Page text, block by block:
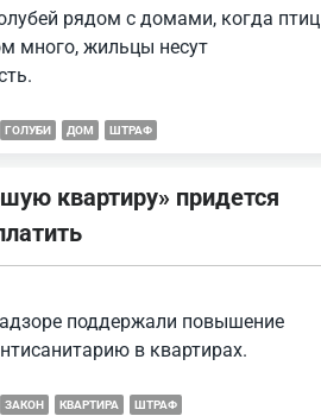
рядом с домами, когда птиц
много, жильцы несут
ГОЛУБИ ДОМ ШТРАФ
квартиру» придется
поддержали повышение
в квартирах.
ЗАКОН КВАРТИРА ШТРАФ